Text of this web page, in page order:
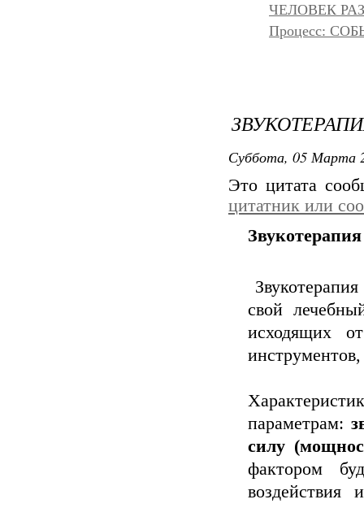
ЧЕЛОВЕК
Процесс:
Суббота, 05 Марта
Это цитата
цитатник или
Звукотерапия
свой
исходящих
параметрам:
силу
фактором